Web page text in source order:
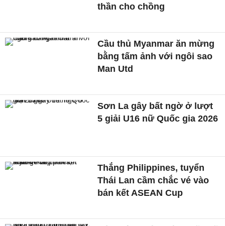
thần cho chồng
Cầu thủ Myanmar ăn mừng
bằng tấm ảnh với ngôi sao
Man Utd
Sơn La gây bất ngờ ở lượt
5 giải U16 nữ Quốc gia 2026
Thắng Philippines, tuyển
Thái Lan cầm chắc vé vào
bán kết ASEAN Cup